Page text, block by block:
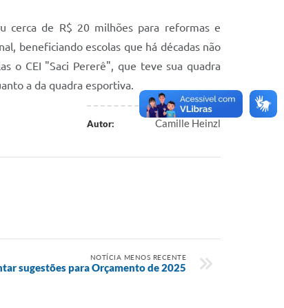
cerca de R$ 20 milhões para reformas e
beneficiando escolas que há décadas não
o CEI "Saci Pererê", que teve sua quadra
a da quadra esportiva.
Autor: Camille Heinzl
NOTÍCIA MENOS RECENTE
sugestões para Orçamento de 2025